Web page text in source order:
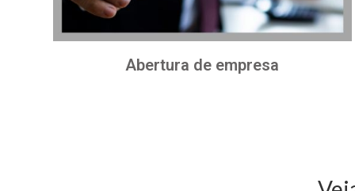
Abertura de empresa